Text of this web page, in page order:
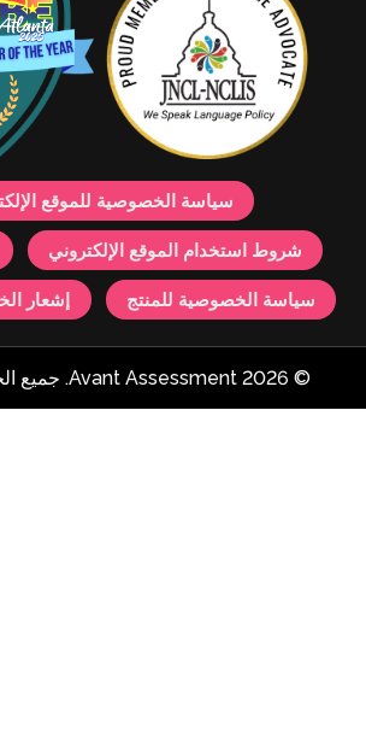
الخصوصية للموقع الإلكتروني
الموقع الإلكتروني إشعار الكوكيز
للمنتج إشعار الخصوصية للأطفال